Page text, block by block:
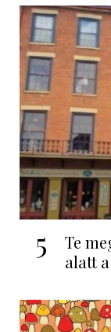
5
Te
alatt